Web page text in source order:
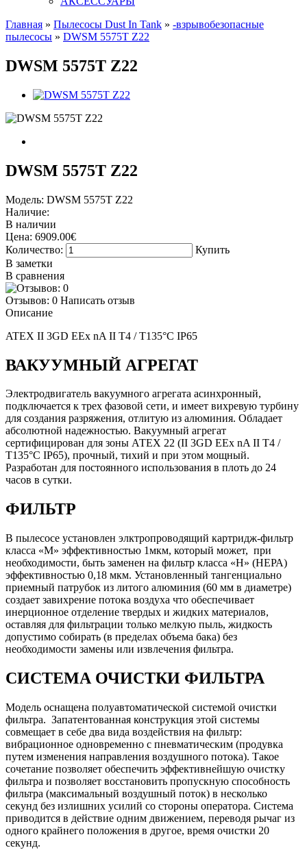
Главная » Пылесосы Dust In Tank » -взрывобезопасные
пылесосы » DWSM 5575T Z22
DWSM 5575T Z22
DWSM 5575T Z22
Модель: DWSM 5575T Z22
Наличие:
В наличии
Цена: 6909.00€
Количество:
Купить
В заметки
В сравнения
Отзывов: 0 Написать отзыв
Описание
ATEX II 3GD EEx nA II T4 / T135°C IP65
ВАКУУМНЫЙ АГРЕГАТ
Электродвигатель вакуумного агрегата асинхронный,
подключается к трех фазовой сети, и имеет вихревую турбину
для создания разряжения, отлитую из алюминия. Обладает
абсолютной надежностью. Вакуумный агрегат
сертифицирован для зоны АТЕХ 22 (II 3GD EEx nA II T4 /
T135°C IP65), прочный, тихий и при этом мощный.
Разработан для постоянного использования в плоть до 24
часов в сутки.
ФИЛЬТР
В пылесосе установлен элктропроводящий картридж-фильтр
класса «М» эффективностью 1мкм, который может, при
необходимости, быть заменен на фильтр класса «Н» (НЕРА)
эффективностью 0,18 мкм. Установленный тангенциально
приемный патрубок из литого алюминия (60 мм в диаметре)
создает завихрение потока воздуха что обеспечивает
инерционное отделение твердых и жидких материалов,
оставляя для фильтрации только мелкую пыль, жидкость
допустимо собирать (в пределах объема бака) без
необходимости замены или извлечения фильтра.
СИСТЕМА ОЧИСТКИ ФИЛЬТРА
Модель оснащена полуавтоматической системой очистки
фильтра. Запатентованная конструкция этой системы
совмещает в себе два вида воздействия на фильтр:
вибрационное одновременно с пневматическим (продувка
путем изменения направления воздушного потока). Такое
сочетание позволяет обеспечить эффективнейшую очистку
фильтра и позволяет восстановить пропускную способность
фильтра (максимальный воздушный поток) в несколько
секунд без излишних усилий со стороны оператора. Система
приводится в действие одним движением, переводя рычаг из
одного крайнего положения в другое, время очистки 20
секунд.